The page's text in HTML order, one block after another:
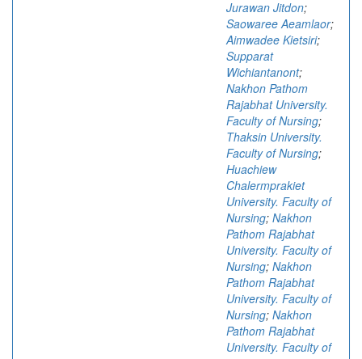
Jurawan Jitdon;
Saowaree Aeamlaor;
Aimwadee Kietsiri;
Supparat
Wichiantanont;
Nakhon Pathom
Rajabhat University.
Faculty of Nursing;
Thaksin University.
Faculty of Nursing;
Huachiew
Chalermprakiet
University. Faculty of
Nursing; Nakhon
Pathom Rajabhat
University. Faculty of
Nursing; Nakhon
Pathom Rajabhat
University. Faculty of
Nursing; Nakhon
Pathom Rajabhat
University. Faculty of